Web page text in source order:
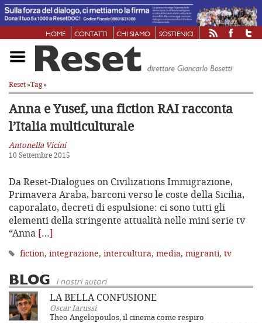
HOME CONTATTI CHI SIAMO SOSTIENICI
Reset»Tag»
Anna e Yusef, una fiction RAIracconta
l’Italia multiculturale
Antonella Vicini
10 Settembre 2015
Da Reset-Dialogues on Civilizations Immigrazione,
Primavera Araba, barconi verso le coste della Sicilia,
caporalato, decreti di espulsione: ci sono tutti gli
elementi della stringente attualità nelle mini serie tv
“Anna […]
fiction, integrazione, intercultura, media, migranti, tv
BLOG i nostri autori
LA BELLA CONFUSIONE
Oscar Iarussi
Theo Angelopoulos, il cinema come respiro